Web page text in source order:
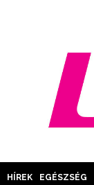
HÍREK EGÉSZSÉG